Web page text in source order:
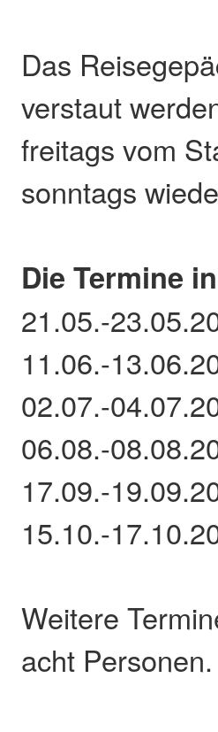
Das
verstaut
freitags vom
sonntags
Die Termine
21.05.-
11.06.-
02.07.-
06.08.-
17.09.-
15.10.-
Weitere
acht Personen.